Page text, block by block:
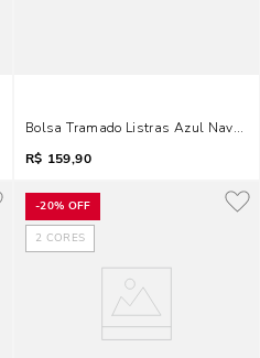
Bolsa Tramado Listras Azul Navy
R$ 159,90
-20% OFF
2 CORES